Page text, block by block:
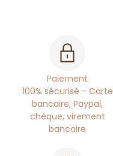
Paiement
100% sécurisé - Carte
bancaire, Paypal,
chèque, virement
bancaire